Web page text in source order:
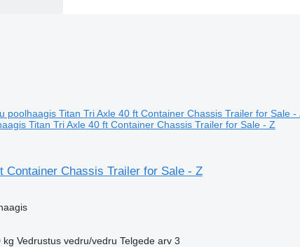
Titan Tri Axle 40 ft Container Chassis Trailer for Sale - Z
Container Chassis Trailer for Sale - Z
kg Vedrustus vedru/vedru Telgede arv 3